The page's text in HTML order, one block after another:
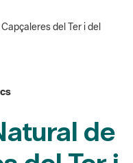
de
del Ter i